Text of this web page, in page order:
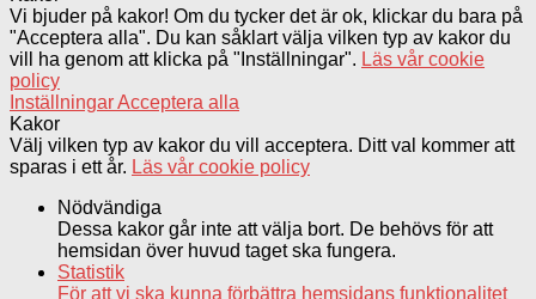
Vi bjuder på kakor! Om du tycker det är ok, klickar du bara på
"Acceptera alla". Du kan såklart välja vilken typ av kakor du
vill ha genom att klicka på "Inställningar". Läs vår cookie
policy
InställningarAcceptera alla
Kakor
Välj vilken typ av kakor du vill acceptera. Ditt val kommer att
sparas i ett år. Läs vår cookie policy
Nödvändiga
Dessa kakor går inte att välja bort. De behövs för att
hemsidan över huvud taget ska fungera.
Statistik
För att vi ska kunna förbättra hemsidans funktionalitet